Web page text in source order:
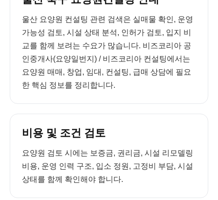
울산 요양원 컨설팅 관련 검색은 실매물 확인, 운영
가능성 검토, 시설 상태 분석, 인허가 검토, 입지 비
교를 함께 보려는 수요가 많습니다. 비즈코리아 공
인중개사(요양일번지) / 비즈코리아 컨설팅에서는
요양원 매매, 창업, 임대, 컨설팅, 급매 상담에 필요
한 핵심 정보를 정리합니다.
비용 및 조건 검토
요양원 검토 시에는 보증금, 권리금, 시설 리모델링
비용, 운영 인력 구조, 입소 정원, 고정비 부담, 시설
상태를 함께 확인해야 합니다.